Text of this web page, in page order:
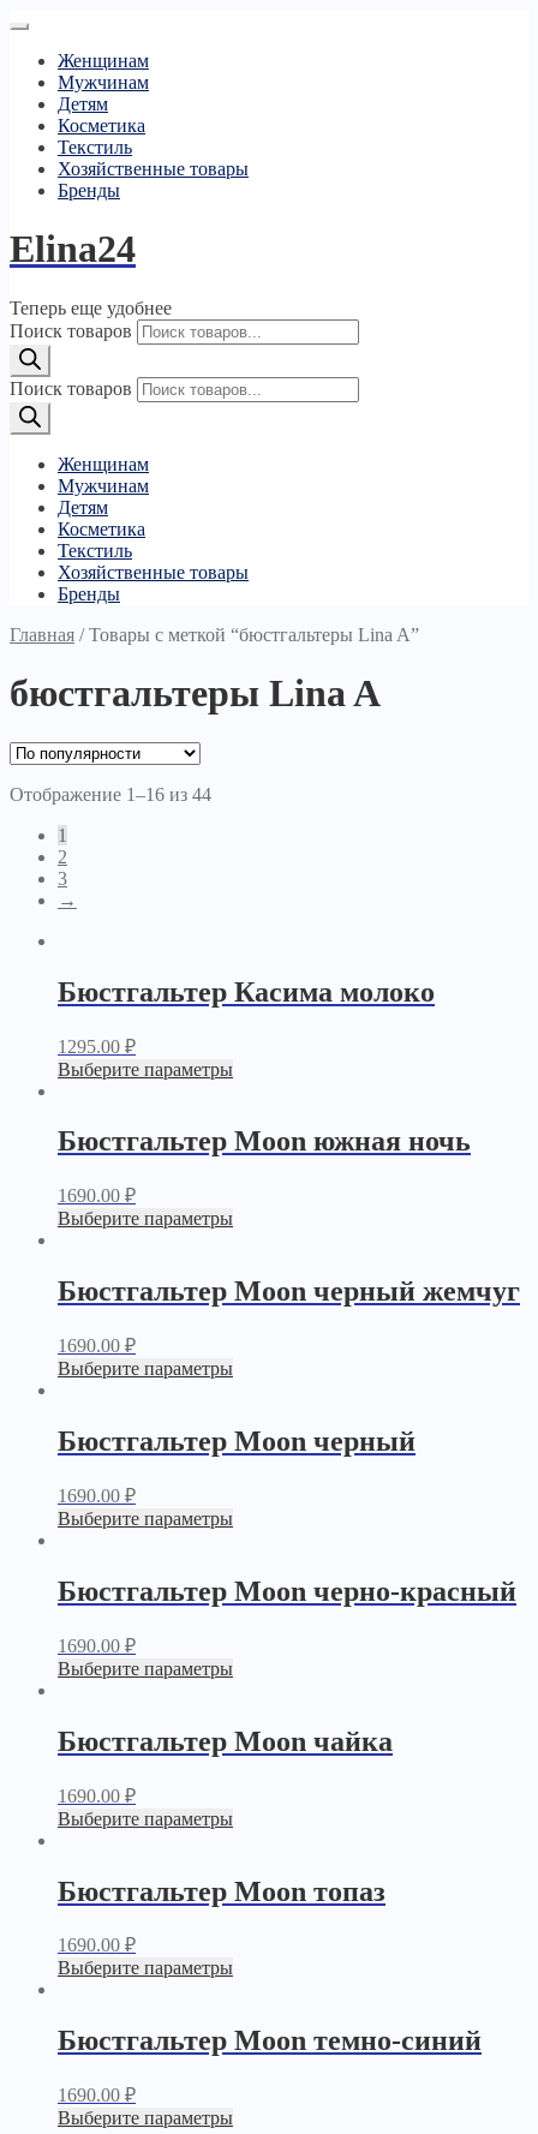
Женщинам
Мужчинам
Детям
Косметика
Текстиль
Хозяйственные товары
Бренды
Elina24
Теперь еще удобнее
Поиск товаров
Поиск товаров
Женщинам
Мужчинам
Детям
Косметика
Текстиль
Хозяйственные товары
Бренды
Главная /Товары с меткой “бюстгальтеры Lina A”
бюстгальтеры Lina A
Отображение 1–16 из 44
1
2
3
→
Бюстгальтер Касима молоко
1295.00 ₽
Выберите параметры
Бюстгальтер Moon южная ночь
1690.00 ₽
Выберите параметры
Бюстгальтер Moon черный жемчуг
1690.00 ₽
Выберите параметры
Бюстгальтер Moon черный
1690.00 ₽
Выберите параметры
Бюстгальтер Moon черно-красный
1690.00 ₽
Выберите параметры
Бюстгальтер Moon чайка
1690.00 ₽
Выберите параметры
Бюстгальтер Moon топаз
1690.00 ₽
Выберите параметры
Бюстгальтер Moon темно-синий
1690.00 ₽
Выберите параметры